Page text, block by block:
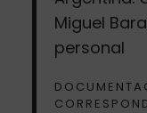
Miguel
personal